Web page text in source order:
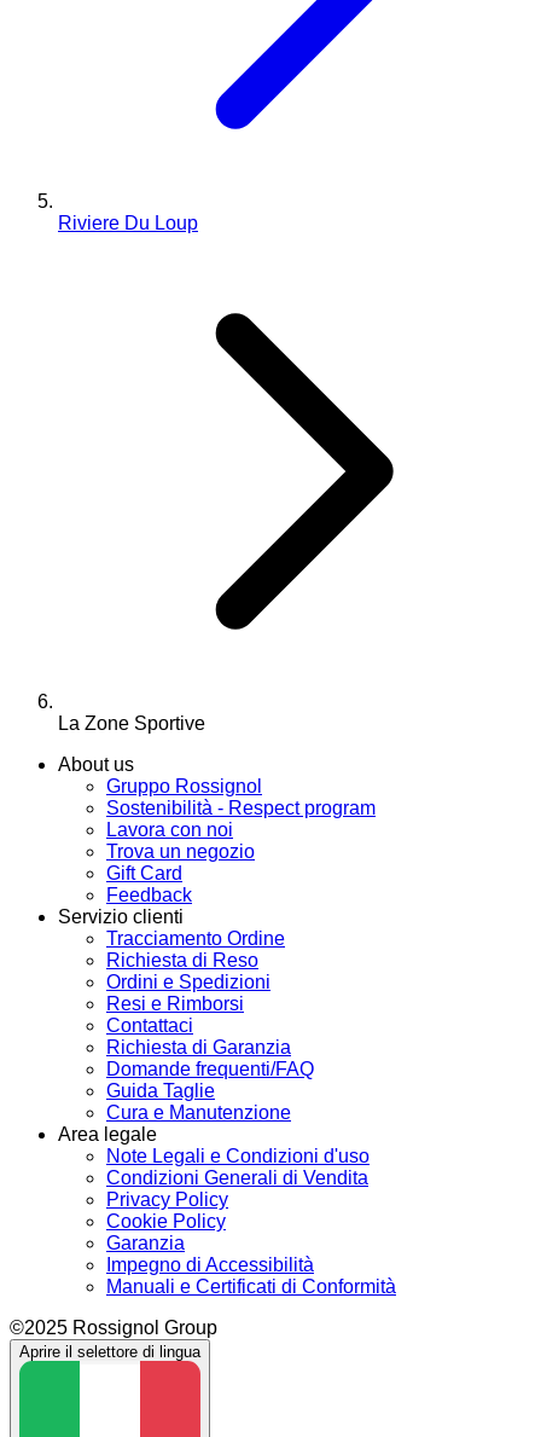
Riviere Du Loup
La Zone Sportive
About us
Gruppo Rossignol
Sostenibilità - Respect program
Lavora con noi
Trova un negozio
Gift Card
Feedback
Servizio clienti
Tracciamento Ordine
Richiesta di Reso
Ordini e Spedizioni
Resi e Rimborsi
Contattaci
Richiesta di Garanzia
Domande frequenti/FAQ
Guida Taglie
Cura e Manutenzione
Area legale
Note Legali e Condizioni d'uso
Condizioni Generali di Vendita
Privacy Policy
Cookie Policy
Garanzia
Impegno di Accessibilità
Manuali e Certificati di Conformità
©2025 Rossignol Group
Aprire il selettore di lingua